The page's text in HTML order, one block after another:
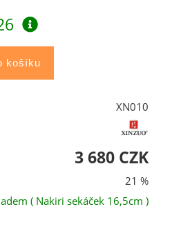
XN010
3 680 CZK
21 %
( Nakiri sekáček 16,5cm )